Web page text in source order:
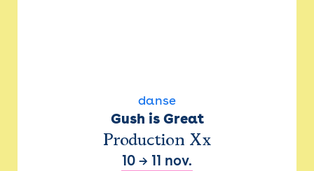
danse
Gush is Great
Production Xx
10 → 11 nov.